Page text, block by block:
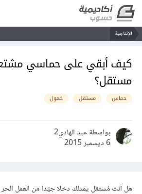
الإنتاجية
كيف أبقي على حماسي
مستقل؟
حماس مستقل خمول
بواسطة عبد الهادي2
6 ديسمبر 2015
هل أنت مُستقل يمتلك دخلا جيّدا من العمل